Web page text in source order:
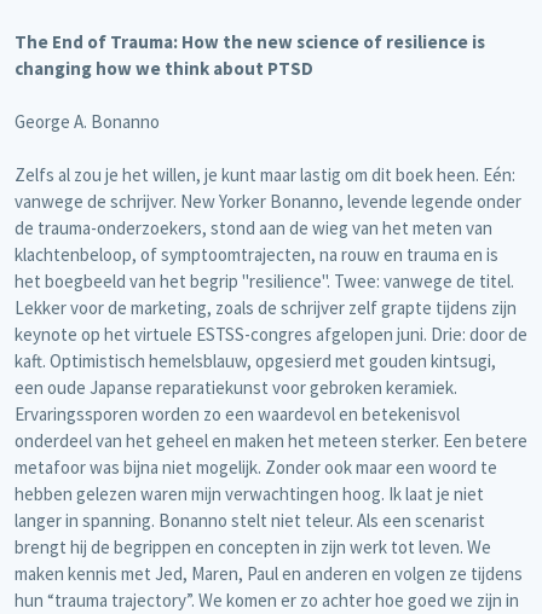
The End of Trauma: How the new science of resilience is
changing how we think about PTSD
George A. Bonanno
Zelfs al zou je het willen, je kunt maar lastig om dit boek heen. Eén:
vanwege de schrijver. New Yorker Bonanno, levende legende onder
de trauma-onderzoekers, stond aan de wieg van het meten van
klachtenbeloop, of symptoomtrajecten, na rouw en trauma en is
het boegbeeld van het begrip "resilience". Twee: vanwege de titel.
Lekker voor de marketing, zoals de schrijver zelf grapte tijdens zijn
keynote op het virtuele ESTSS-congres afgelopen juni. Drie: door de
kaft. Optimistisch hemelsblauw, opgesierd met gouden kintsugi,
een oude Japanse reparatiekunst voor gebroken keramiek.
Ervaringssporen worden zo een waardevol en betekenisvol
onderdeel van het geheel en maken het meteen sterker. Een betere
metafoor was bijna niet mogelijk. Zonder ook maar een woord te
hebben gelezen waren mijn verwachtingen hoog. Ik laat je niet
langer in spanning. Bonanno stelt niet teleur. Als een scenarist
brengt hij de begrippen en concepten in zijn werk tot leven. We
maken kennis met Jed, Maren, Paul en anderen en volgen ze tijdens
hun “trauma trajectory”. We komen er zo achter hoe goed we zijn in